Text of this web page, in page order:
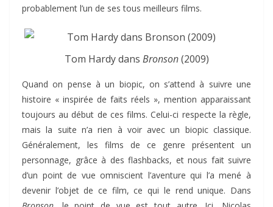
probablement l’un de ses tous meilleurs films.
Tom Hardy dans Bronson(2009)
Quand on pense à un biopic, on s’attend à suivre une
histoire « inspirée de faits réels », mention apparaissant
toujours au début de ces films. Celui-ci respecte la règle,
mais la suite n’a rien à voir avec un biopic classique.
Généralement, les films de ce genre présentent un
personnage, grâce à des flashbacks, et nous fait suivre
d’un point de vue omniscient l’aventure qui l’a mené à
devenir l’objet de ce film, ce qui le rend unique. Dans